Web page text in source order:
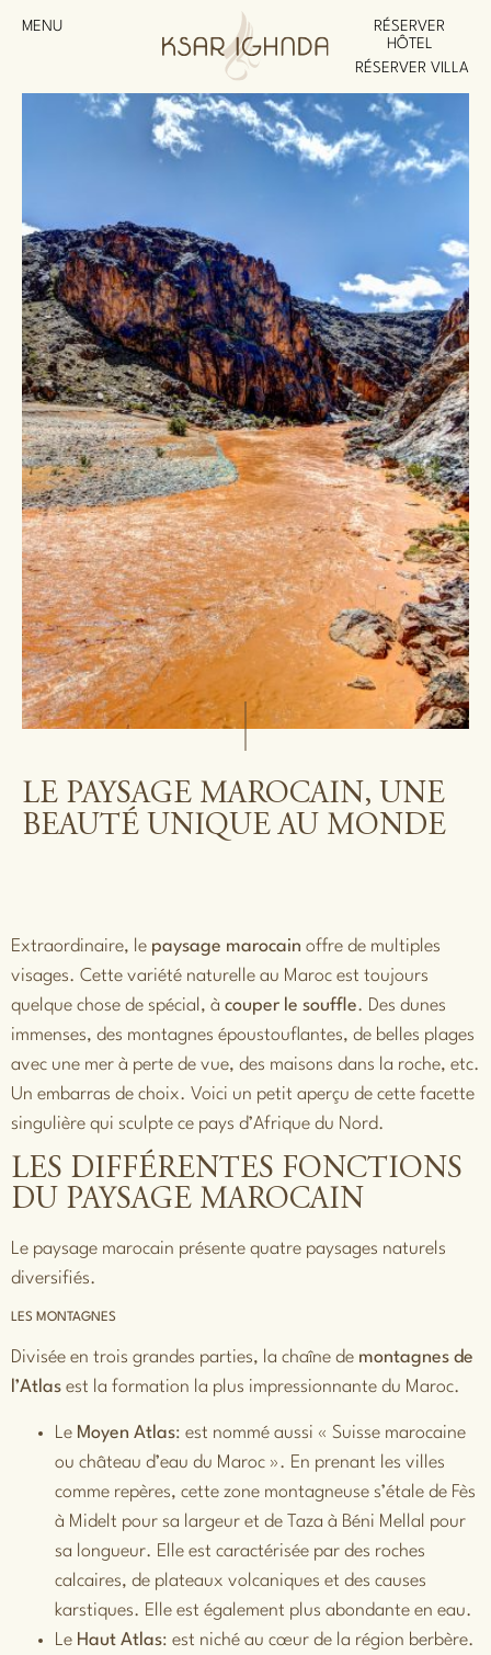
MENU
RÉSERVER
HÔTEL
RÉSERVER VILLA
LE PAYSAGE MAROCAIN, UNE
BEAUTÉ UNIQUE AU MONDE
Extraordinaire, le paysage marocain offre de multiples
visages. Cette variété naturelle au Maroc est toujours
quelque chose de spécial, à couper le souffle. Des dunes
immenses, des montagnes époustouflantes, de belles plages
avec une mer à perte de vue, des maisons dans la roche, etc.
Un embarras de choix. Voici un petit aperçu de cette facette
singulière qui sculpte ce pays d’Afrique du Nord.
LES DIFFÉRENTES FONCTIONS
DU PAYSAGE MAROCAIN
Le paysage marocain présente quatre paysages naturels
diversifiés.
LES MONTAGNES
Divisée en trois grandes parties, la chaîne de montagnes de
l’Atlas est la formation la plus impressionnante du Maroc.
Le Moyen Atlas: est nommé aussi « Suisse marocaine
ou château d’eau du Maroc ». En prenant les villes
comme repères, cette zone montagneuse s’étale de Fès
à Midelt pour sa largeur et de Taza à Béni Mellal pour
sa longueur. Elle est caractérisée par des roches
calcaires, de plateaux volcaniques et des causes
karstiques. Elle est également plus abondante en eau.
Le Haut Atlas: est niché au cœur de la région berbère.